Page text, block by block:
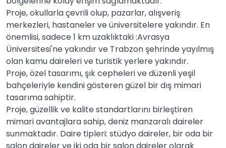
Proje, okullarla çevrili olup, pazarlar, alışveriş
merkezleri, hastaneler ve üniversitelere yakındır. En
önemlisi, sadece 1 km uzaklıktaki :Avrasya
Üniversitesi'ne yakındır ve Trabzon şehrinde yayılmış
olan kamu daireleri ve turistik yerlere yakındır.
Proje, özel tasarımı, şık cepheleri ve düzenli yeşil
bahçeleriyle kendini gösteren güzel bir dış mimari
tasarıma sahiptir.
Proje, güzellik ve kalite standartlarını birleştiren
mimari avantajlara sahip, deniz manzaralı daireler
sunmaktadır. Daire tipleri: stüdyo daireler, bir oda bir